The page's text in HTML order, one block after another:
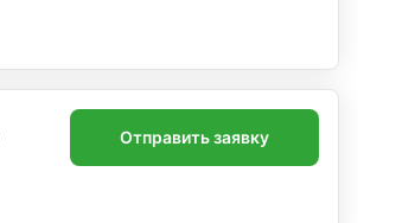
Отправить заявку